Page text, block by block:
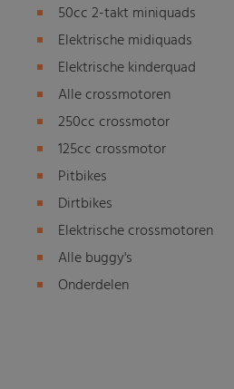
50cc 2-takt miniquads
Elektrische midiquads
Elektrische kinderquad
Alle crossmotoren
250cc crossmotor
125cc crossmotor
Pitbikes
Dirtbikes
Elektrische crossmotoren
Alle buggy's
Onderdelen